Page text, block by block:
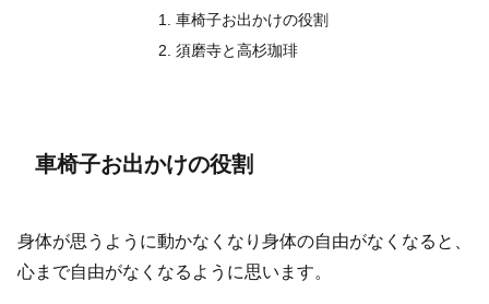
車椅子お出かけの役割
須磨寺と高杉珈琲
車椅子お出かけの役割
身体が思うように動かなくなり身体の自由がなくなると、
心まで自由がなくなるように思います。